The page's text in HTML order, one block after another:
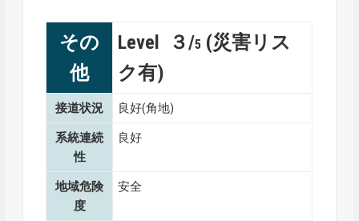
その
他
Level ３/5 (災害リス
ク有)
接道状況 良好(角地)
系統連続
性
良好
地域危険
度
安全